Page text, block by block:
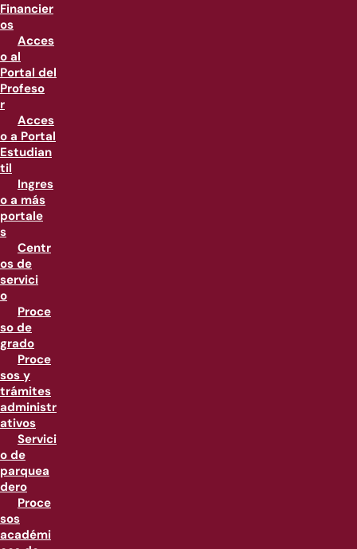
Financier
os
Acces
o al
Portal del
Profeso
r
Acces
o a Portal
Estudian
til
Ingres
o a más
portale
s
Centr
os de
servici
o
Proce
so de
grado
Proce
sos y
trámites
administr
ativos
Servici
o de
parquea
dero
Proce
sos
académi